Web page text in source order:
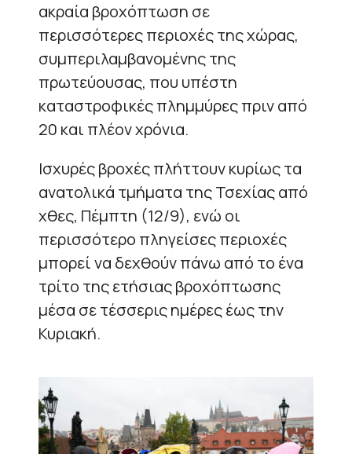
ακραία βροχόπτωση σε
περισσότερες περιοχές της χώρας,
συμπεριλαμβανομένης της
πρωτεύουσας, που υπέστη
καταστροφικές πλημμύρες πριν από
20 και πλέον χρόνια.
Ισχυρές βροχές πλήττουν κυρίως τα
ανατολικά τμήματα της Τσεχίας από
χθες, Πέμπτη (12/9), ενώ οι
περισσότερο πληγείσες περιοχές
μπορεί να δεχθούν πάνω από το ένα
τρίτο της ετήσιας βροχόπτωσης
μέσα σε τέσσερις ημέρες έως την
Κυριακή.